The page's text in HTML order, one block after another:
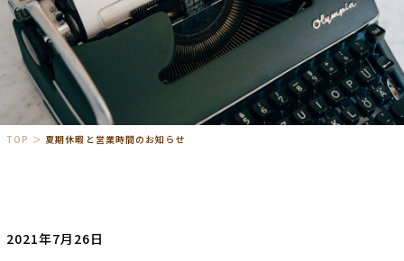
TOP 夏期休暇と営業時間のお知らせ
2021年7月26日